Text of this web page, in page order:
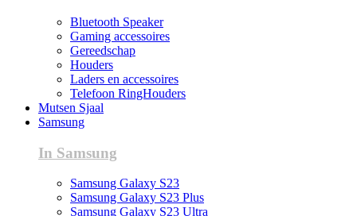
Bluetooth Speaker
Gaming accessoires
Gereedschap
Houders
Laders en accessoires
Telefoon RingHouders
Mutsen Sjaal
Samsung
In Samsung
Samsung Galaxy S23
Samsung Galaxy S23 Plus
Samsung Galaxy S23 Ultra